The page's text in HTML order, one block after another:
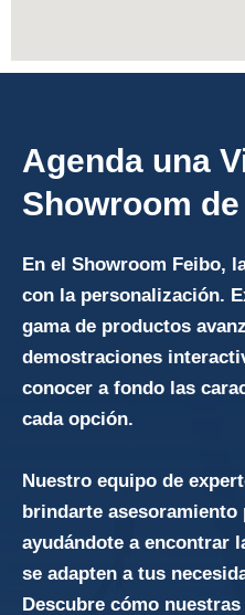
Agenda una
Showroom
En el Showroom Feibo,
con la personalización.
gama de productos
demostraciones
conocer a fondo las
cada opción.
Nuestro equipo de
brindarte asesoramiento
ayudándote a encontrar
se adapten a tus
Descubre cómo